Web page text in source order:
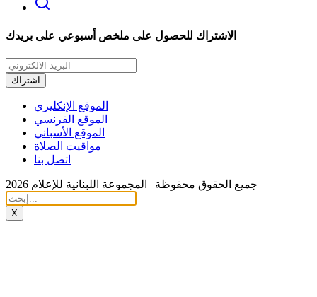
الاشتراك للحصول على ملخص أسبوعي على بريدك
اشتراك
الموقع الإنكليزي
الموقع الفرنسي
الموقع الأسباني
مواقيت الصلاة
اتصل بنا
جميع الحقوق محفوظة | المجموعة اللبنانية للإعلام 2026
X